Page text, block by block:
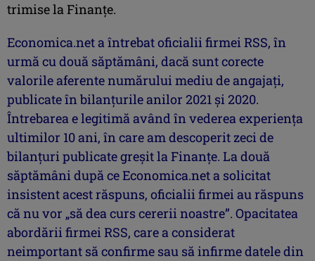
trimise la Finanţe.
Economica.net a întrebat oficialii firmei RSS, în
urmă cu două săptămâni, dacă sunt corecte
valorile aferente numărului mediu de angajaţi,
publicate în bilanţurile anilor 2021 şi 2020.
Întrebarea e legitimă având în vederea experienţa
ultimilor 10 ani, în care am descoperit zeci de
bilanţuri publicate greşit la Finanţe. La două
săptămâni după ce Economica.net a solicitat
insistent acest răspuns, oficialii firmei au răspuns
că nu vor „să dea curs cererii noastre”. Opacitatea
abordării firmei RSS, care a considerat
neimportant să confirme sau să infirme datele din